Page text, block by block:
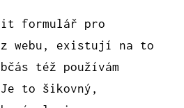
formulář pro
webu, existují na to
též používám
to šikovný,